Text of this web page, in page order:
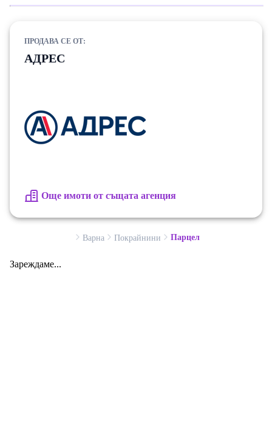
ПРОДАВА СЕ ОТ:
АДРЕС
Още имоти от същата агенция
Варна Покрайнини Парцел
Зареждаме...